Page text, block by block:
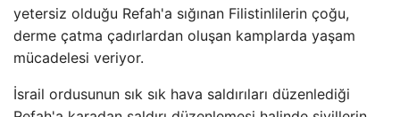
yetersiz olduğu Refah'a sığınan Filistinlilerin çoğu,
derme çatma çadırlardan oluşan kamplarda yaşam
mücadelesi veriyor.
İsrail ordusunun sık sık hava saldırıları düzenlediği